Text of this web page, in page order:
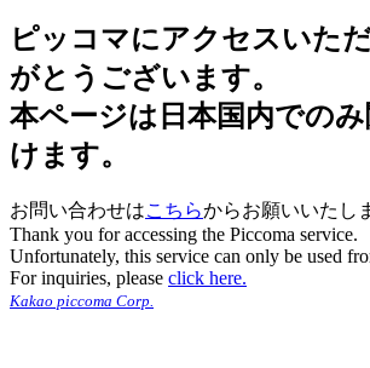
ピッコマにアクセスいた
がとうございます。
本ページは日本国内での
けます。
お問い合わせはこちらからお願いいたし
Thank you for accessing the Piccoma service.
Unfortunately, this service can only be used
For inquiries, please click here.
Kakao piccoma Corp.